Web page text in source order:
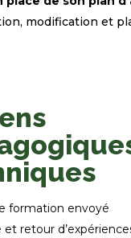
modification et
formation envoyé
et retour